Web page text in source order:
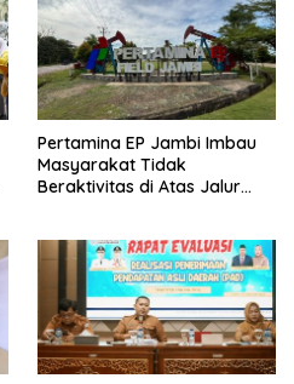
Pertamina EP Jambi Imbau
Masyarakat Tidak
Beraktivitas di Atas Jalur